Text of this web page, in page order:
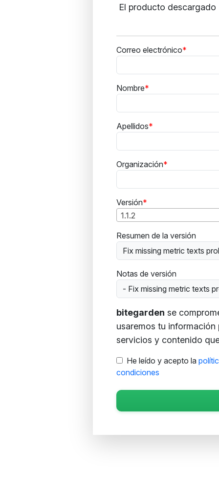
El producto
Correo electrónico
Nombre
Apellidos
Organización
Versión
1.1.2
Resumen de la versión
Fix missing metric texts
Notas de versión
- Fix missing metric texts
bitegarden se
usaremos tu
servicios y contenido
He leído y acepto la
condiciones